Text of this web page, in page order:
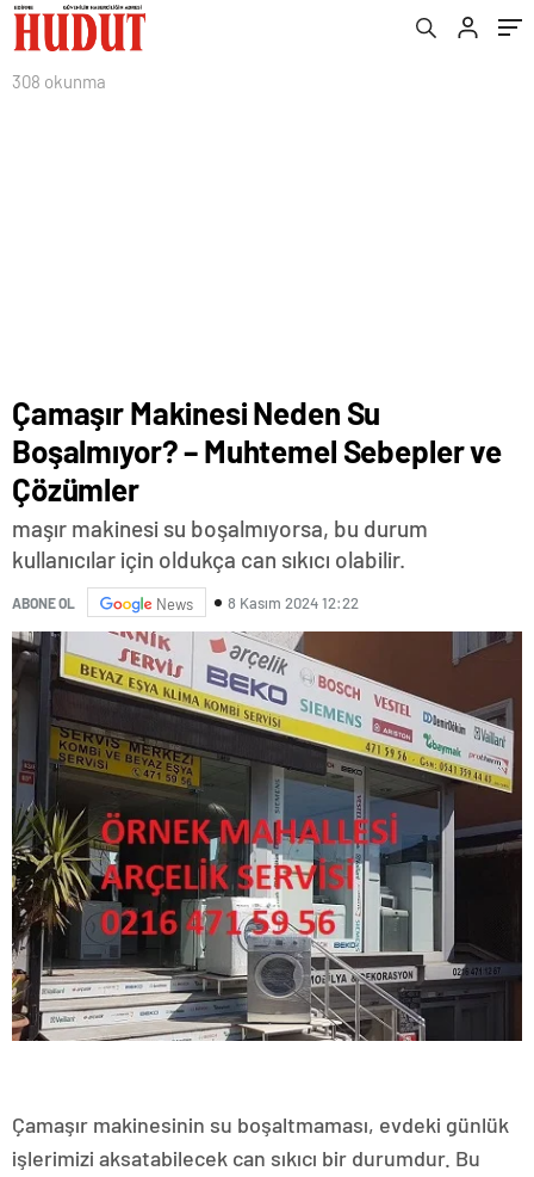
308 okunma
Çamaşır Makinesi Neden Su
Boşalmıyor? – Muhtemel Sebepler ve
Çözümler
maşır makinesi su boşalmıyorsa, bu durum
kullanıcılar için oldukça can sıkıcı olabilir.
ABONE OL News 8 Kasım 2024 12:22
Çamaşır makinesinin su boşaltmaması, evdeki günlük
işlerimizi aksatabilecek can sıkıcı bir durumdur. Bu